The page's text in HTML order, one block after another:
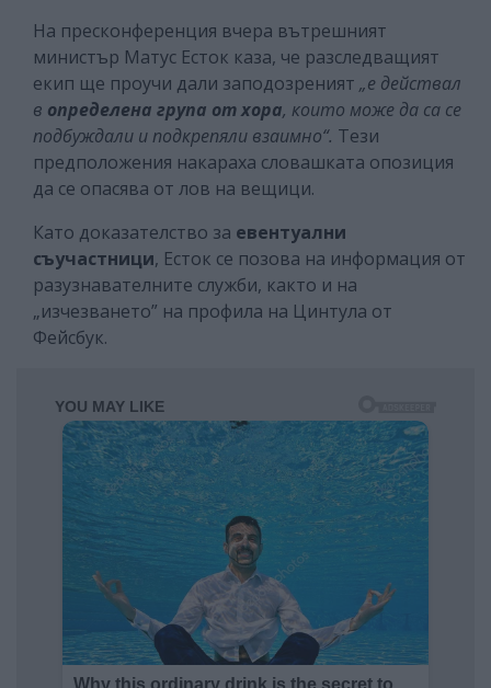
На пресконференция вчера вътрешният
министър Матус Есток каза, че разследващият
екип ще проучи дали заподозреният „е действал
в определена група от хора, които може да са се
подбуждали и подкрепяли взаимно“. Тези
предположения накараха словашката опозиция
да се опасява от лов на вещици.
Като доказателство за евентуални
съучастници, Есток се позова на информация от
разузнавателните служби, както и на
„изчезването” на профила на Цинтула от
Фейсбук.